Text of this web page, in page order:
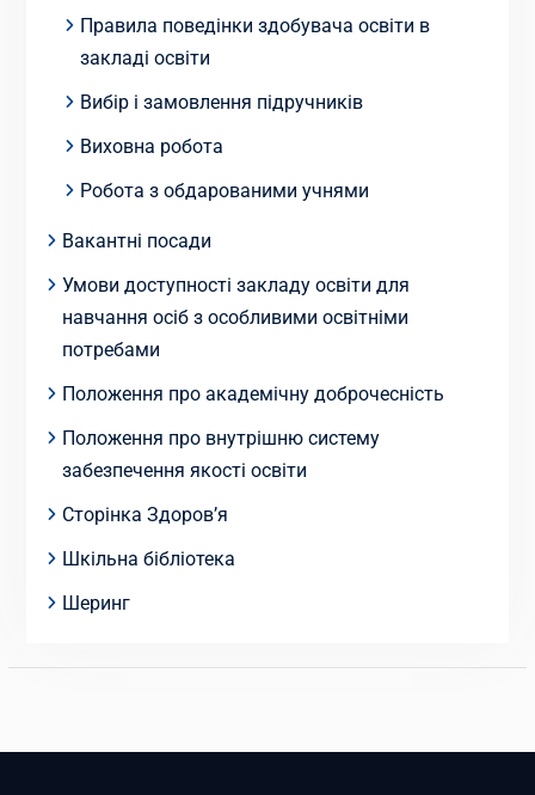
Правила поведінки здобувача освіти в
закладі освіти
Вибір і замовлення підручників
Виховна робота
Робота з обдарованими учнями
Вакантні посади
Умови доступності закладу освіти для
навчання осіб з особливими освітніми
потребами
Положення про академічну доброчесність
Положення про внутрішню систему
забезпечення якості освіти
Сторінка Здоров’я
Шкільна бібліотека
Шеринг